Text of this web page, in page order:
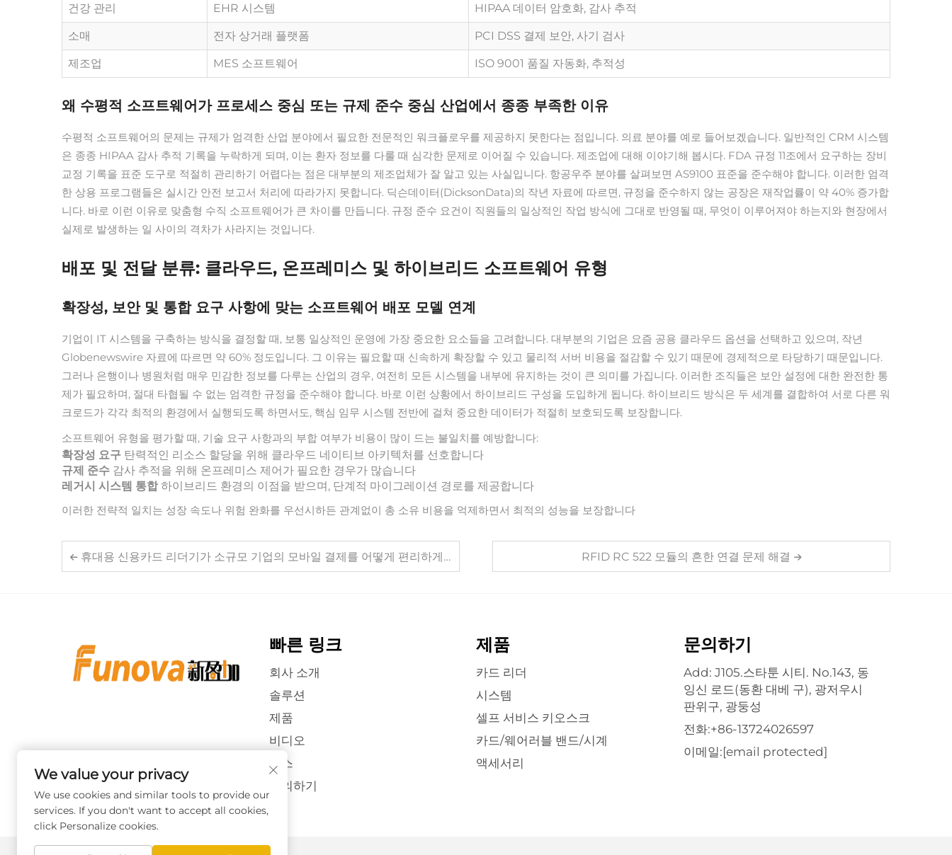
건강 관리 EHR 시스템 HIPAA 데이터 암호화, 감사 추적
소매 전자 상거래 플랫폼 PCI DSS 결제 보안, 사기 검사
제조업 MES 소프트웨어 ISO 9001 품질 자동화, 추적성
왜 수평적 소프트웨어가 프로세스 중심 또는 규제 준수 중심 산업에서 종종 부족한 이유
수평적 소프트웨어의 문제는 규제가 엄격한 산업 분야에서 필요한 전문적인 워크플로우를 제공하지 못한다는 점입니다. 의료 분야를 예로 들어보겠습니다. 일반적인 CRM 시스템
은 종종 HIPAA 감사 추적 기록을 누락하게 되며, 이는 환자 정보를 다룰 때 심각한 문제로 이어질 수 있습니다. 제조업에 대해 이야기해 봅시다. FDA 규정 11조에서 요구하는 장비
교정 기록을 표준 도구로 적절히 관리하기 어렵다는 점은 대부분의 제조업체가 잘 알고 있는 사실입니다. 항공우주 분야를 살펴보면 AS9100 표준을 준수해야 합니다. 이러한 엄격
한 상용 프로그램들은 실시간 안전 보고서 처리에 따라가지 못합니다. 딕슨데이터(DicksonData)의 작년 자료에 따르면, 규정을 준수하지 않는 공장은 재작업률이 약 40% 증가합
니다. 바로 이런 이유로 맞춤형 수직 소프트웨어가 큰 차이를 만듭니다. 규정 준수 요건이 직원들의 일상적인 작업 방식에 그대로 반영될 때, 무엇이 이루어져야 하는지와 현장에서
실제로 발생하는 일 사이의 격차가 사라지는 것입니다.
배포 및 전달 분류: 클라우드, 온프레미스 및 하이브리드 소프트웨어 유형
확장성, 보안 및 통합 요구 사항에 맞는 소프트웨어 배포 모델 연계
기업이 IT 시스템을 구축하는 방식을 결정할 때, 보통 일상적인 운영에 가장 중요한 요소들을 고려합니다. 대부분의 기업은 요즘 공용 클라우드 옵션을 선택하고 있으며, 작년
Globenewswire 자료에 따르면 약 60% 정도입니다. 그 이유는 필요할 때 신속하게 확장할 수 있고 물리적 서버 비용을 절감할 수 있기 때문에 경제적으로 타당하기 때문입니다.
그러나 은행이나 병원처럼 매우 민감한 정보를 다루는 산업의 경우, 여전히 모든 시스템을 내부에 유지하는 것이 큰 의미를 가집니다. 이러한 조직들은 보안 설정에 대한 완전한 통
제가 필요하며, 절대 타협될 수 없는 엄격한 규정을 준수해야 합니다. 바로 이런 상황에서 하이브리드 구성을 도입하게 됩니다. 하이브리드 방식은 두 세계를 결합하여 서로 다른 워
크로드가 각각 최적의 환경에서 실행되도록 하면서도, 핵심 임무 시스템 전반에 걸쳐 중요한 데이터가 적절히 보호되도록 보장합니다.
소프트웨어 유형을 평가할 때, 기술 요구 사항과의 부합 여부가 비용이 많이 드는 불일치를 예방합니다:
확장성 요구 탄력적인 리소스 할당을 위해 클라우드 네이티브 아키텍처를 선호합니다
규제 준수 감사 추적을 위해 온프레미스 제어가 필요한 경우가 많습니다
레거시 시스템 통합하이브리드 환경의 이점을 받으며, 단계적 마이그레이션 경로를 제공합니다
이러한 전략적 일치는 성장 속도나 위험 완화를 우선시하든 관계없이 총 소유 비용을 억제하면서 최적의 성능을 보장합니다
휴대용 신용카드 리더기가 소규모 기업의 모바일 결제를 어떻게 편리하게 하는지 RFID RC 522 모듈의 흔한 연결 문제 해결
빠른 링크
회사 소개
솔루션
제품
비디오
뉴스
문의하기
제품
카드 리더
시스템
셀프 서비스 키오스크
카드/웨어러블 밴드/시계
액세서리
문의하기
Add: J105.스타툰 시티. No.143, 동
잉신 로드(동환 대베 구), 광저우시
판위구, 광둥성
전화:+86-13724026597
이메일:[email protected]
We value your privacy
We use cookies and similar tools to provide our
services. If you don't want to accept all cookies,
click Personalize cookies.